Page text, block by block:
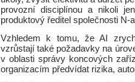
provozní disciplínou a nikoli
produktový ředitel společnosti N-
Vzhledem k tomu, že AI
vzrůstají také požadavky na
v oblasti správy koncových
organizacím předvídat rizika,